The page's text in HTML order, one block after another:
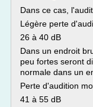
Dans ce cas,
Légère perte
26 à 40 dB
Dans un endroit
peu fortes seront
normale dans un
Perte d'audition
41 à 55 dB